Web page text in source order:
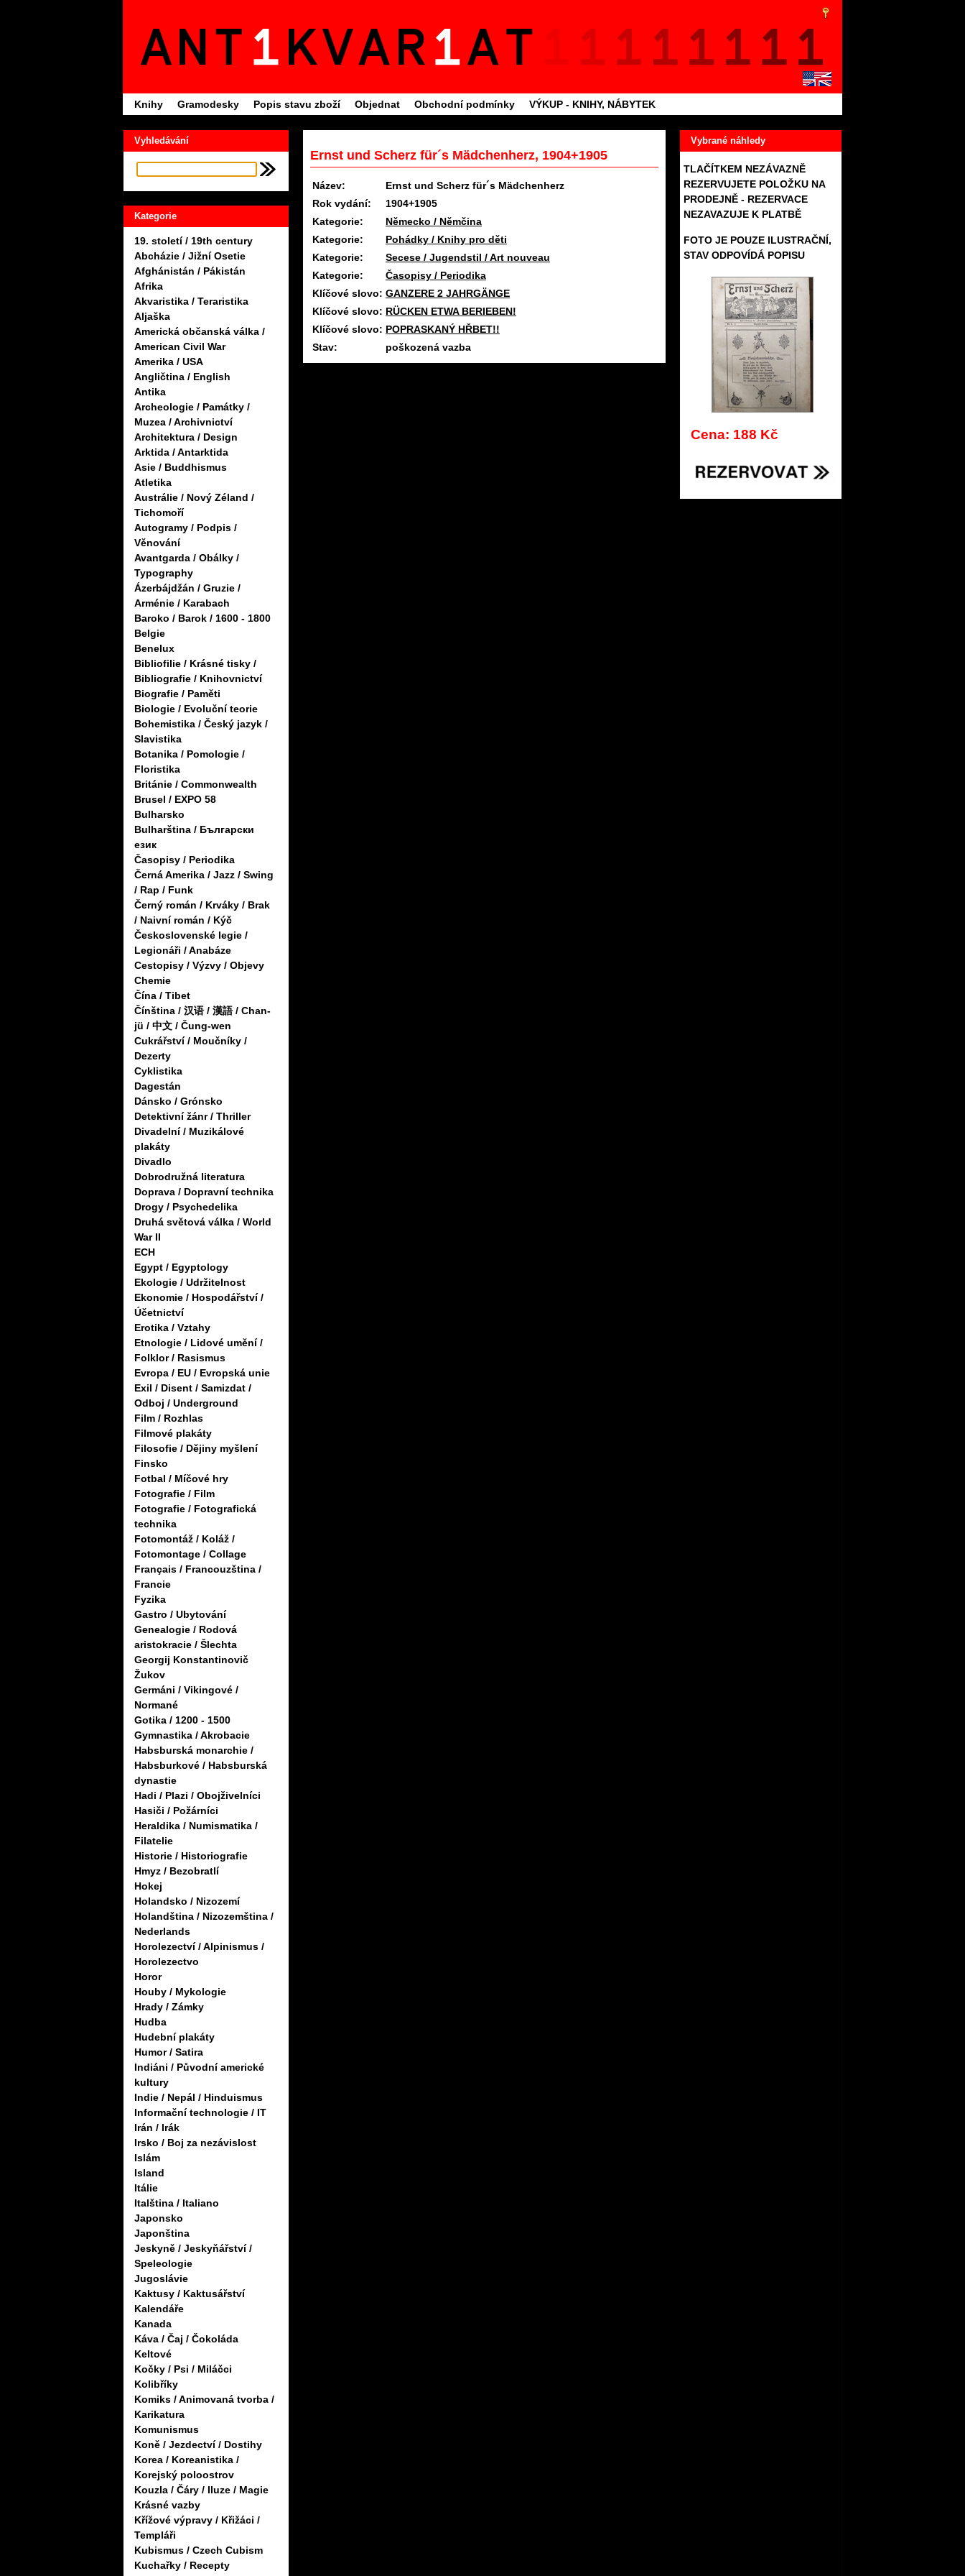
Knihy Gramodesky Popis stavu zboží Objednat Obchodní podmínky VÝKUP - KNIHY, NÁBYTEK
Vyhledávání
Kategorie
19. století / 19th century
Abcházie / Jižní Osetie
Afghánistán / Pákistán
Afrika
Akvaristika / Teraristika
Aljaška
Americká občanská válka /
American Civil War
Amerika / USA
Angličtina / English
Antika
Archeologie / Památky /
Muzea / Archivnictví
Architektura / Design
Arktida / Antarktida
Asie / Buddhismus
Atletika
Austrálie / Nový Zéland /
Tichomoří
Autogramy / Podpis /
Věnování
Avantgarda / Obálky /
Typography
Ázerbájdžán / Gruzie /
Arménie / Karabach
Baroko / Barok / 1600 - 1800
Belgie
Benelux
Bibliofilie / Krásné tisky /
Bibliografie / Knihovnictví
Biografie / Paměti
Biologie / Evoluční teorie
Bohemistika / Český jazyk /
Slavistika
Botanika / Pomologie /
Floristika
Británie / Commonwealth
Brusel / EXPO 58
Bulharsko
Bulharština / Български
език
Časopisy / Periodika
Černá Amerika / Jazz / Swing
/ Rap / Funk
Černý román / Krváky / Brak
/ Naivní román / Kýč
Československé legie /
Legionáři / Anabáze
Cestopisy / Výzvy / Objevy
Chemie
Čína / Tibet
Čínština / 汉语 / 漢語 / Chan-
jü / 中文 / Čung-wen
Cukrářství / Moučníky /
Dezerty
Cyklistika
Dagestán
Dánsko / Grónsko
Detektivní žánr / Thriller
Divadelní / Muzikálové
plakáty
Divadlo
Dobrodružná literatura
Doprava / Dopravní technika
Drogy / Psychedelika
Druhá světová válka / World
War II
ECH
Egypt / Egyptology
Ekologie / Udržitelnost
Ekonomie / Hospodářství /
Účetnictví
Erotika / Vztahy
Etnologie / Lidové umění /
Folklor / Rasismus
Evropa / EU / Evropská unie
Exil / Disent / Samizdat /
Odboj / Underground
Film / Rozhlas
Filmové plakáty
Filosofie / Dějiny myšlení
Finsko
Fotbal / Míčové hry
Fotografie / Film
Fotografie / Fotografická
technika
Fotomontáž / Koláž /
Fotomontage / Collage
Français / Francouzština /
Francie
Fyzika
Gastro / Ubytování
Genealogie / Rodová
aristokracie / Šlechta
Georgij Konstantinovič
Žukov
Germáni / Vikingové /
Normané
Gotika / 1200 - 1500
Gymnastika / Akrobacie
Habsburská monarchie /
Habsburkové / Habsburská
dynastie
Hadi / Plazi / Obojživelníci
Hasiči / Požárníci
Heraldika / Numismatika /
Filatelie
Historie / Historiografie
Hmyz / Bezobratlí
Hokej
Holandsko / Nizozemí
Holandština / Nizozemština /
Nederlands
Horolezectví / Alpinismus /
Horolezectvo
Horor
Houby / Mykologie
Hrady / Zámky
Hudba
Hudební plakáty
Humor / Satira
Indiáni / Původní americké
kultury
Indie / Nepál / Hinduismus
Informační technologie / IT
Irán / Irák
Irsko / Boj za nezávislost
Islám
Island
Itálie
Italština / Italiano
Japonsko
Japonština
Jeskyně / Jeskyňářství /
Speleologie
Jugoslávie
Kaktusy / Kaktusářství
Kalendáře
Kanada
Káva / Čaj / Čokoláda
Keltové
Kočky / Psi / Miláčci
Kolibříky
Komiks / Animovaná tvorba /
Karikatura
Komunismus
Koně / Jezdectví / Dostihy
Korea / Koreanistika /
Korejský poloostrov
Kouzla / Čáry / Iluze / Magie
Krásné vazby
Křížové výpravy / Křižáci /
Templáři
Kubismus / Czech Cubism
Kuchařky / Recepty
Vybrané náhledy
TLAČÍTKEM NEZÁVAZNĚ
REZERVUJETE POLOŽKU NA
PRODEJNĚ - REZERVACE
NEZAVAZUJE K PLATBĚ
FOTO JE POUZE ILUSTRAČNÍ,
STAV ODPOVÍDÁ POPISU
Cena: 188 Kč
Ernst und Scherz für´s Mädchenherz, 1904+1905
Název:
Ernst und Scherz für´s Mädchenherz
Rok vydání:
1904+1905
Kategorie:
Německo / Němčina
Kategorie:
Pohádky / Knihy pro děti
Kategorie:
Secese / Jugendstil / Art nouveau
Kategorie:
Časopisy / Periodika
Klíčové slovo: GANZERE 2 JAHRGÄNGE
Klíčové slovo: RÜCKEN ETWA BERIEBEN!
Klíčové slovo: POPRASKANÝ HŘBET!!
Stav:
poškozená vazba